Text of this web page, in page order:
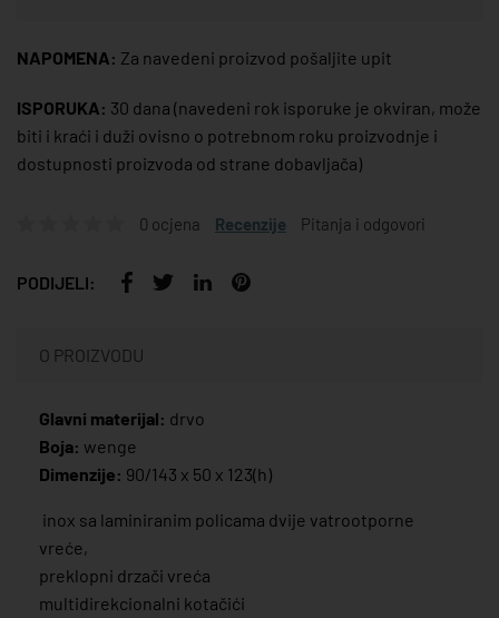
NAPOMENA: Za navedeni proizvod pošaljite upit
ISPORUKA: 30 dana (navedeni rok isporuke je okviran, može
biti i kraći i duži ovisno o potrebnom roku proizvodnje i
dostupnosti proizvoda od strane dobavljača)
0 ocjena Recenzije Pitanja i odgovori
PODIJELI:
O PROIZVODU
Glavni materijal: drvo
Boja: wenge
Dimenzije: 90/143 x 50 x 123(h)
inox sa laminiranim policama dvije vatrootporne
vreće,
preklopni drzači vreća
multidirekcionalni kotačići